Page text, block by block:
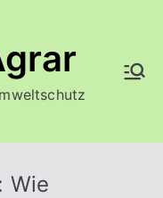
Wie